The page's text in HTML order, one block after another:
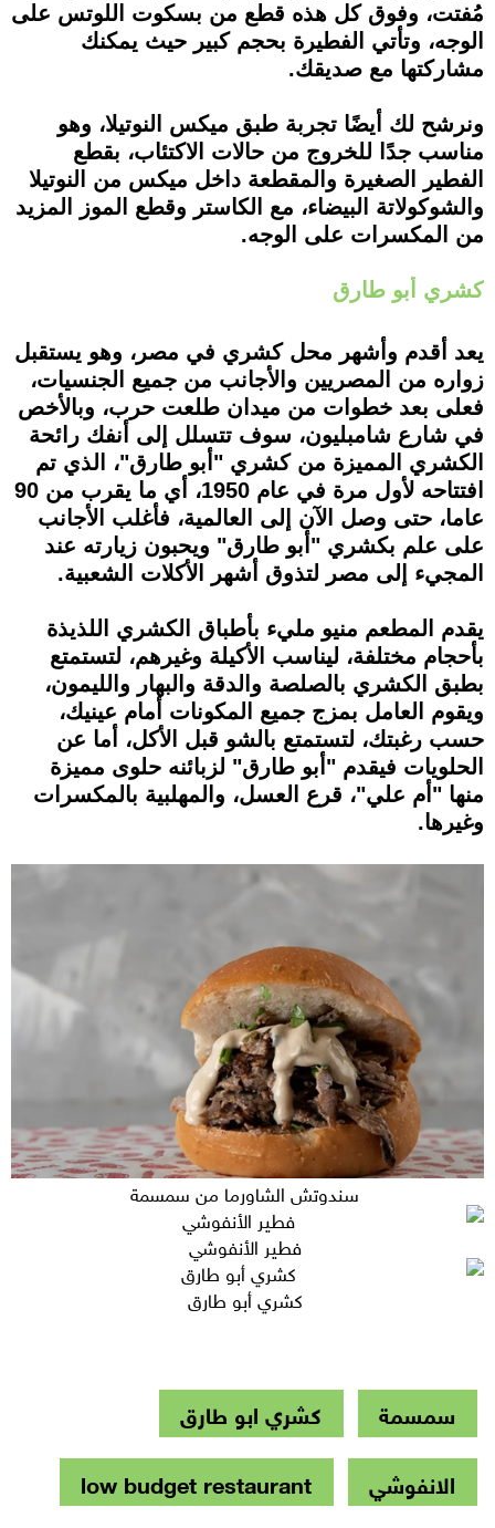
مُفتت، وفوق كل هذه قطع من بسكوت اللوتس على
الوجه، وتأتي الفطيرة بحجم كبير حيث يمكنك
مشاركتها مع صديقك.
ونرشح لك أيضًا تجربة طبق ميكس النوتيلا، وهو
مناسب جدًا للخروج من حالات الاكتئاب، بقطع
الفطير الصغيرة والمقطعة داخل ميكس من النوتيلا
والشوكولاتة البيضاء، مع الكاستر وقطع الموز المزيد
من المكسرات على الوجه.
كشري أبو طارق
يعد أقدم وأشهر محل كشري في مصر، وهو يستقبل
زواره من المصريين والأجانب من جميع الجنسيات،
فعلى بعد خطوات من ميدان طلعت حرب، وبالأخص
في شارع شامبليون، سوف تتسلل إلى أنفك رائحة
الكشري المميزة من كشري "أبو طارق"، الذي تم
افتتاحه لأول مرة في عام 1950، أي ما يقرب من 90
عاما، حتى وصل الآن إلى العالمية، فأغلب الأجانب
على علم بكشري "أبو طارق" ويحبون زيارته عند
المجيء إلى مصر لتذوق أشهر الأكلات الشعبية.
يقدم المطعم منيو مليء بأطباق الكشري اللذيذة
بأحجام مختلفة، ليناسب الأكيلة وغيرهم، لتستمتع
بطبق الكشري بالصلصة والدقة والبهار والليمون،
ويقوم العامل بمزج جميع المكونات أمام عينيك،
حسب رغبتك، لتستمتع بالشو قبل الأكل، أما عن
الحلويات فيقدم "أبو طارق" لزبائنه حلوى مميزة
منها "أم علي"، قرع العسل، والمهلبية بالمكسرات
وغيرها.
سندوتش الشاورما من سمسمة
فطير الأنفوشي
كشري أبو طارق
سمسمة
كشري ابو طارق
الانفوشي
low budget restaurant